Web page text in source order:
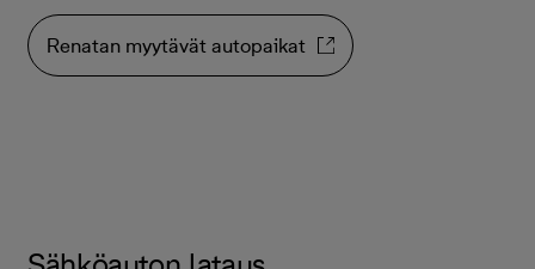
Renatan myytävät autopaikat